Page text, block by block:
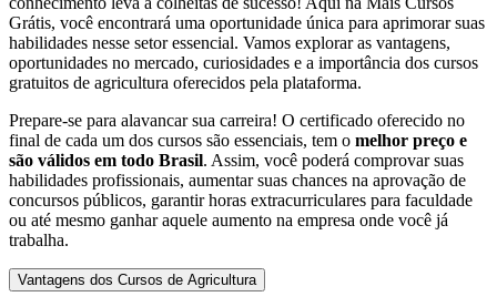
Grátis, você encontrará uma oportunidade única para aprimorar suas
habilidades nesse setor essencial. Vamos explorar as vantagens,
oportunidades no mercado, curiosidades e a importância dos cursos
gratuitos de agricultura oferecidos pela plataforma.
Prepare-se para alavancar sua carreira! O certificado oferecido no
final de cada um dos cursos são essenciais, tem o melhor preço e
são válidos em todo Brasil. Assim, você poderá comprovar suas
habilidades profissionais, aumentar suas chances na aprovação de
concursos públicos, garantir horas extracurriculares para faculdade
ou até mesmo ganhar aquele aumento na empresa onde você já
trabalha.
Vantagens dos Cursos de Agricultura